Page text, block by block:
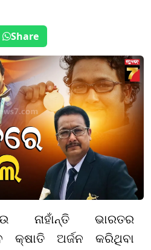
Share
ନାହାଁନ୍ତି ଭାରତର
କ୍ଷାତି ଅର୍ଜନ କରିଥିବା